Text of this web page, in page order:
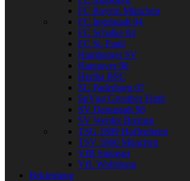
FC Bayern München
FC Ingolstadt 04
FC Schalke 04
FC St. Pauli
Hamburger SV
Hannover 96
Hertha BSC
SC Paderborn 07
SpVgg Greuther Fürth
SV Darmstadt 98
SV Werder Bremen
TSG 1899 Hoffenheim
TSV 1860 München
VfB Stuttgart
VfL Wolfsburg
Bekleidung